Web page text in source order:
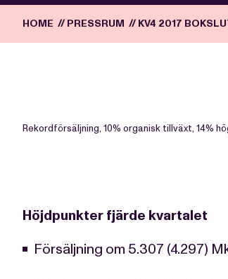
HOME // PRESSRUM // KV4 2017
Rekordförsäljning, 10% organisk tillväxt, 14%
Höjdpunkter fjärde kvartalet
Försäljning om 5.307 (4.297)